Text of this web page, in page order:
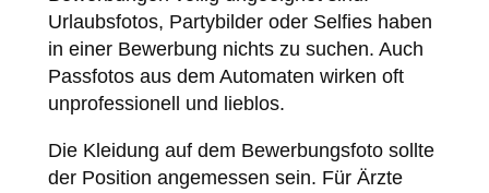
Urlaubsfotos, Partybilder oder Selfies haben
in einer Bewerbung nichts zu suchen. Auch
Passfotos aus dem Automaten wirken oft
unprofessionell und lieblos.
Die Kleidung auf dem Bewerbungsfoto sollte
der Position angemessen sein. Für Ärzte